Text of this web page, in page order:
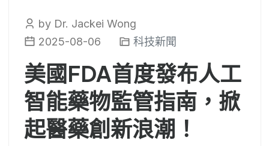
by Dr. Jackei Wong
2025-08-06
科技新聞
美國FDA首度發布人工
智能藥物監管指南，掀
起醫藥創新浪潮！